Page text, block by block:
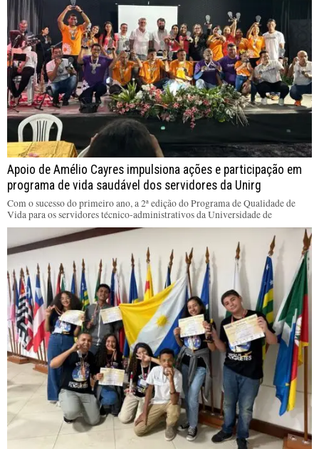
Apoio de Amélio Cayres impulsiona ações e participação em
programa de vida saudável dos servidores da Unirg
Com o sucesso do primeiro ano, a 2ª edição do Programa de Qualidade de
Vida para os servidores técnico-administrativos da Universidade de